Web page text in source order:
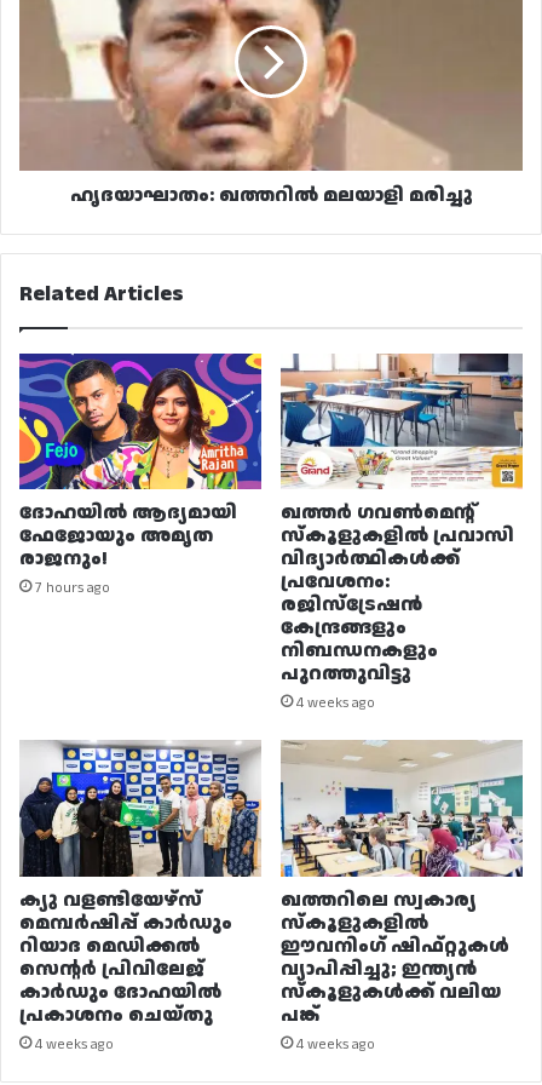
മലയാളി
മരിച്ചു
ഹൃദയാഘാതം: ഖത്തറിൽ മലയാളി മരിച്ചു
Related Articles
ദോഹയിൽ ആദ്യമായി
ഫേജോയും അമൃത
രാജനും!
7 hours ago
ഖത്തർ ഗവൺമെന്റ്
സ്കൂളുകളിൽ പ്രവാസി
വിദ്യാർത്ഥികൾക്ക്
പ്രവേശനം:
രജിസ്ട്രേഷൻ
കേന്ദ്രങ്ങളും
നിബന്ധനകളും
പുറത്തുവിട്ടു
4 weeks ago
ക്യു വളണ്ടിയേഴ്‌സ്
മെമ്പർഷിപ്പ് കാർഡും
റിയാദ മെഡിക്കൽ
സെന്റർ പ്രിവിലേജ്
കാർഡും ദോഹയിൽ
പ്രകാശനം ചെയ്തു
4 weeks ago
ഖത്തറിലെ സ്വകാര്യ
സ്കൂളുകളിൽ
ഈവനിംഗ് ഷിഫ്റ്റുകൾ
വ്യാപിപ്പിച്ചു; ഇന്ത്യൻ
സ്കൂളുകൾക്ക് വലിയ
പങ്ക്
4 weeks ago